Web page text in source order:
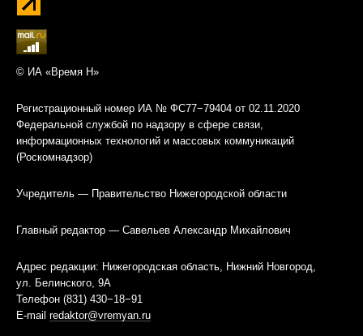
© ИА «Время Н»
Регистрационный номер ИА № ФС77−79404 от 02.11.2020
Федеральной службой по надзору в сфере связи,
информационных технологий и массовых коммуникаций
(Роскомнадзор)
Учредитель — Правительство Нижегородской области
Главный редактор — Савельев Александр Михайлович
Адрес редакции: Нижегородская область, Нижний Новгород,
ул. Белинского, 9А
Телефон (831) 430−18−91
E-mail redaktor@vremyan.ru